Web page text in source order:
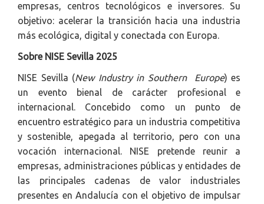
empresas, centros tecnológicos e inversores. Su
objetivo: acelerar la transición hacia una industria
más ecológica, digital y conectada con Europa.
Sobre NISE Sevilla 2025
NISE Sevilla (New Industry in Southern Europe) es
un evento bienal de carácter profesional e
internacional. Concebido como un punto de
encuentro estratégico para un industria competitiva
y sostenible, apegada al territorio, pero con una
vocación internacional. NISE pretende reunir a
empresas, administraciones públicas y entidades de
las principales cadenas de valor industriales
presentes en Andalucía con el objetivo de impulsar